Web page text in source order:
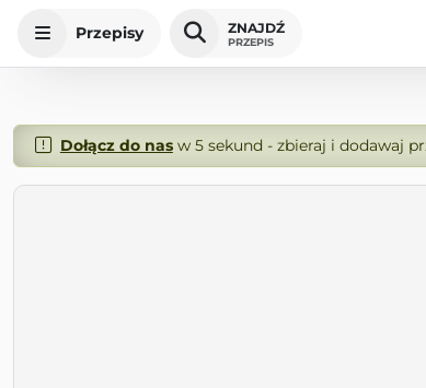
Przepisy ZNAJDŹ
PRZEPIS
Dołącz do nasw 5 sekund - zbieraj i dodawaj